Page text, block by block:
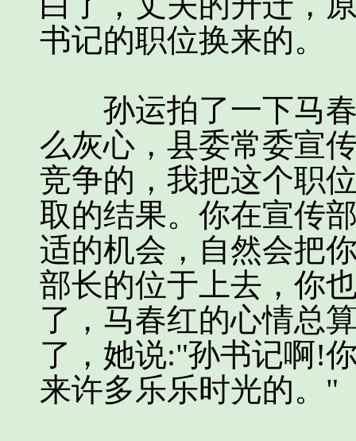
书记的职位换来的。
孙运拍了一下马春
么灰心，县委常委宣
竞争的，我把这个职
取的结果。你在宣传
适的机会，自然会把
部长的位于上去，你
了，马春红的心情总
了，她说:"孙书记啊!
来许多乐乐时光的。"